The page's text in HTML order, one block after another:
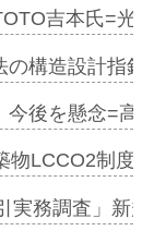
吉本氏=光
の構造設計指針
今後を懸念=高
物LCCO2制度
実務調査」新規